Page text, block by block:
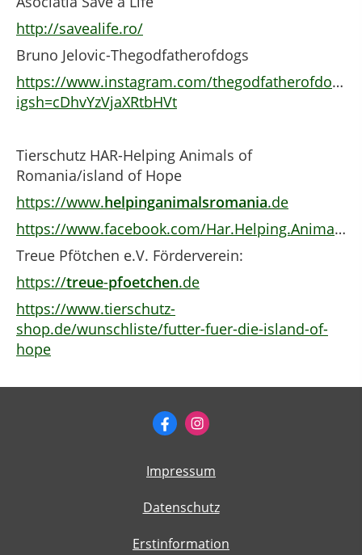
http://savealife.ro/
Bruno Jelovic-Thegodfatherofdogs
https://www.instagram.com/thegodfatherofdogs?
igsh=cDhvYzVjaXRtbHVt
Tierschutz HAR-Helping Animals of
Romania/island of Hope
https://www.helpinganimalsromania.de
https://www.facebook.com/Har.Helping.Animals.of.Romania.har/
Treue Pfötchen e.V. Förderverein:
https://treue-pfoetchen.de
https://www.tierschutz-
shop.de/wunschliste/futter-fuer-die-island-of-
hope
Impressum
Datenschutz
Erstinformation